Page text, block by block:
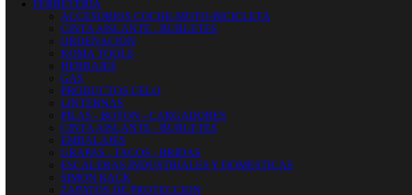
FERRETERIA
ACCESORIOS COCHE-MOTO-BICICLETA
CINTA AISLANTE - BURLETES
ORDENACION
KOMA TOOLS
HERRAJES
GAS
PRODUCTOS CELO
LINTERNAS
PILAS - BOTON - CARGADORES
CINTA AISLANTE - BURLETES
EMBALAJES
GRAPAS - TACOS - BRIDAS
ESCALERAS INDUSTRIALES Y DOMESTICAS
SIMON RACK
ZAPATOS DE PROTECCION